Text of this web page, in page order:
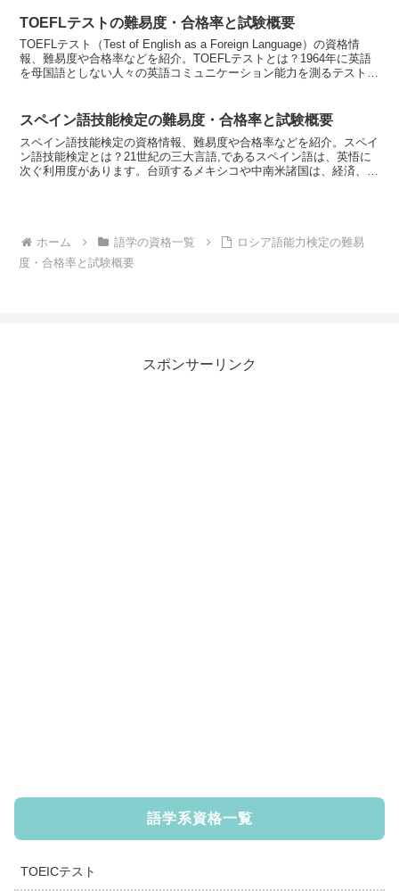
TOEFLテストの難易度・合格率と試験概要
TOEFLテスト（Test of English as a Foreign Language）の資格情
報、難易度や合格率などを紹介。TOEFLテストとは？1964年に英語
を母国語としない人々の英語コミュニケーション能力を測るテストと
スペイン語技能検定の難易度・合格率と試験概要
スペイン語技能検定の資格情報、難易度や合格率などを紹介。スペイ
ン語技能検定とは？21世紀の三大言語,であるスペイン語は、英悟に
次ぐ利用度があります。台頭するメキシコや中南米諸国は、経済、文
ホーム 語学の資格一覧
ロシア語能力検定の難易
度・合格率と試験概要
スポンサーリンク
語学系資格一覧
TOEICテスト